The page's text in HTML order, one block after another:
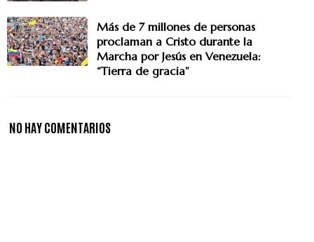
Más de 7 millones de personas
proclaman a Cristo durante la
Marcha por Jesús en Venezuela:
“Tierra de gracia”
NO HAY COMENTARIOS